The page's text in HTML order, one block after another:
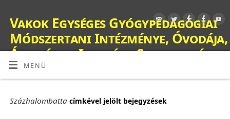
Vakok Egységes Gyógypedagógiai
Módszertani Intézménye, Óvodája,
Általános Iskolája, Szakiskolája,
Készségfejlesztő Iskolája, Fejlesztő
Nevelés-Oktatást Végző Iskolája,
Kollégiuma és Gyermekotthona
MENÜ
Százhalombattacímkével jelölt bejegyzések